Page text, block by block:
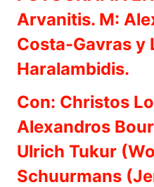
Arvanitis. M:
Costa-Gavras y
Haralambidis.
Con: Christos
Alexandros
Ulrich Tukur
Schuurmans